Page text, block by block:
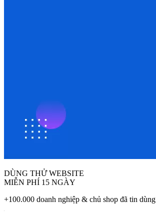
DÙNG THỬ WEBSITE
MIỄN PHÍ 15 NGÀY
+100.000 doanh nghiệp & chủ shop đã tin dùng